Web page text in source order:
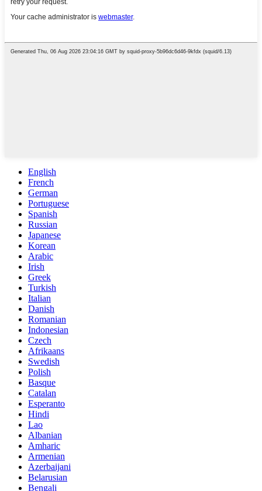
English
French
German
Portuguese
Spanish
Russian
Japanese
Korean
Arabic
Irish
Greek
Turkish
Italian
Danish
Romanian
Indonesian
Czech
Afrikaans
Swedish
Polish
Basque
Catalan
Esperanto
Hindi
Lao
Albanian
Amharic
Armenian
Azerbaijani
Belarusian
Bengali